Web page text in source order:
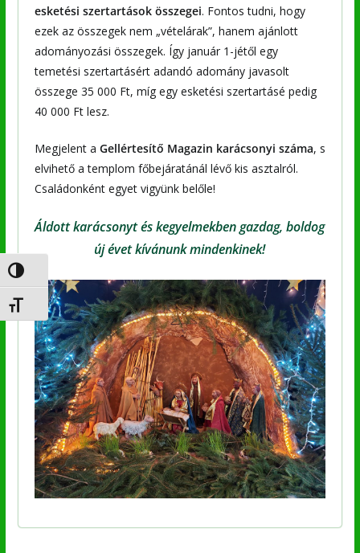
Nagy kontraszt váltása
Betűméret váltása
esketési szertartások összegei. Fontos tudni, hogy
ezek az összegek nem „vételárak”, hanem ajánlott
adományozási összegek. Így január 1-jétől egy
temetési szertartásért adandó adomány javasolt
összege 35 000 Ft, míg egy esketési szertartásé pedig
40 000 Ft lesz.
Megjelent a Gellértesítő Magazin karácsonyi száma, s
elvihető a templom főbejáratánál lévő kis asztalról.
Családonként egyet vigyünk belőle!
Áldott karácsonyt és kegyelmekben gazdag, boldog
új évet kívánunk mindenkinek!